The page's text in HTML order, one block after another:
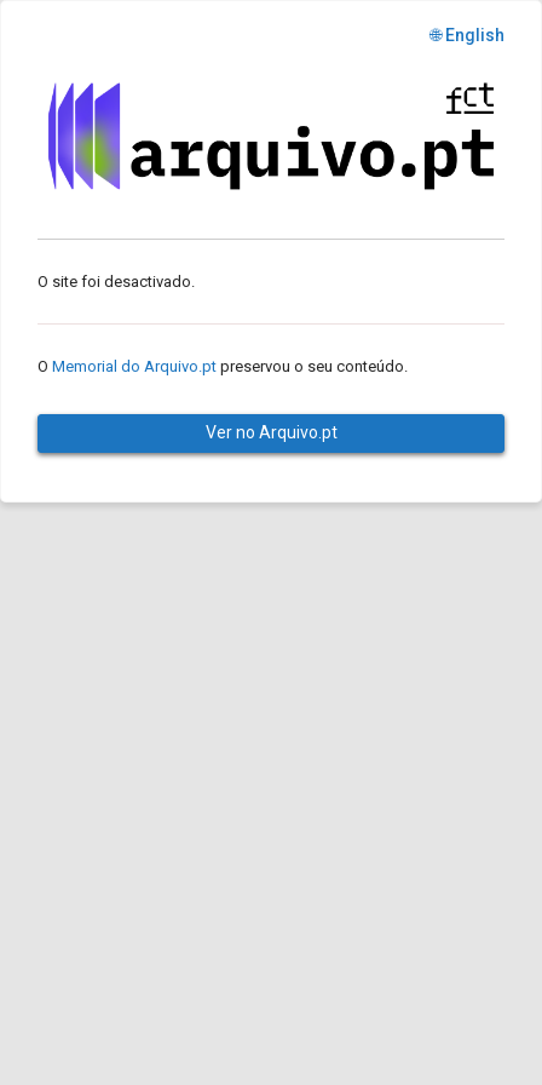
🌐 English
O site foi desactivado.
O Memorial do Arquivo.pt preservou o seu conteúdo.
Ver no Arquivo.pt